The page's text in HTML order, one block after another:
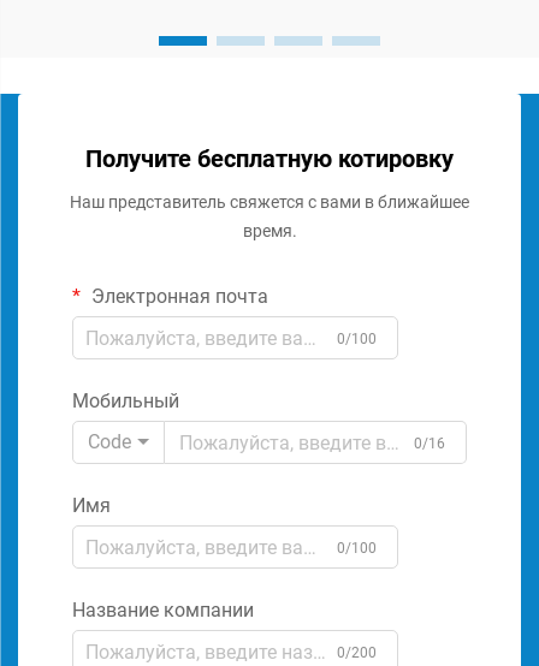
Получите бесплатную котировку
Наш представитель свяжется с вами в ближайшее
время.
Электронная почта
0/100
Мобильный
Code
0/16
Имя
0/100
Название компании
0/200